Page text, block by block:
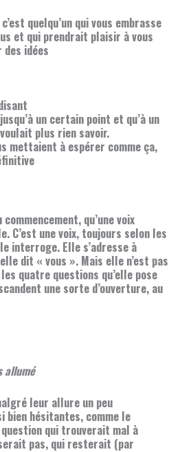
quelqu’un qui vous embrasse
et qui prendrait plaisir à vous
idées
un certain point et qu’à un
plus rien savoir.
mettaient à espérer comme ça,
qu’une voix
C’est une voix, toujours selon les
interroge. Elle s’adresse à
dit « vous ». Mais elle n’est pas
quatre questions qu’elle pose
une sorte d’ouverture, au
allumé
leur allure un peu
bien hésitantes, comme le
question qui trouverait mal à
pas, qui resterait (par